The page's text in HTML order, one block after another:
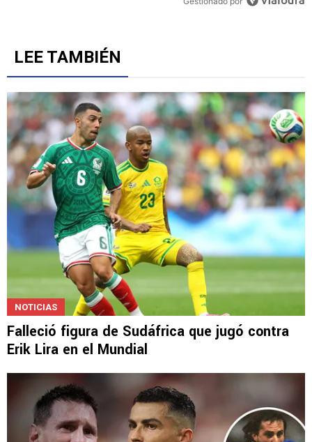
LEE TAMBIÉN
Falleció figura de Sudáfrica que jugó contra
Erik Lira en el Mundial